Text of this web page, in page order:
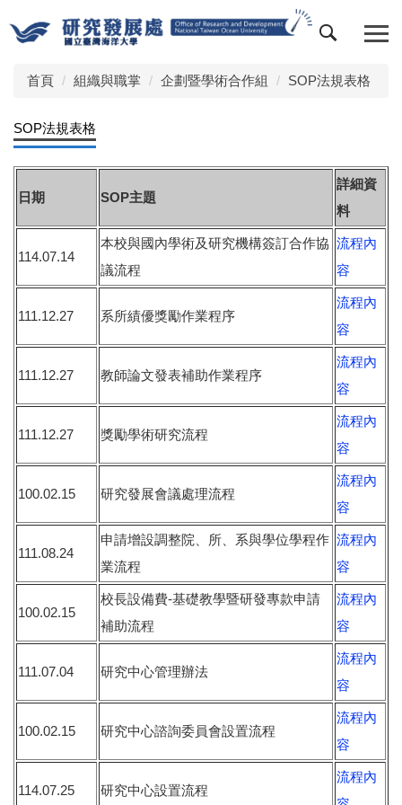
到
區
首頁 組織與職掌 企劃暨學術合作組 SOP法規表格
SOP法規表格
日期 SOP主題
詳細資
料
114.07.14
本校與國內學術及研究機構簽訂合作協
議流程
流程內
容
111.12.27 系所績優獎勵作業程序
流程內
容
111.12.27 教師論文發表補助作業程序
流程內
容
111.12.27 獎勵學術研究流程
流程內
容
100.02.15 研究發展會議處理流程
流程內
容
111.08.24
申請增設調整院、所、系與學位學程作
業流程
流程內
容
100.02.15
校長設備費-基礎教學暨研發專款申請
補助流程
流程內
容
111.07.04 研究中心管理辦法
流程內
容
100.02.15 研究中心諮詢委員會設置流程
流程內
容
114.07.25 研究中心設置流程
流程內